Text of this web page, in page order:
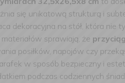
się unikatową strukturą i
dekoracyjna na stół, która nie
sprawiają, że
posiłków, napojów czy
w sposób bezpieczny i
podczas codziennych